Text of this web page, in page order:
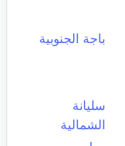
باجة الجنوبية
سليانة
الشمالية